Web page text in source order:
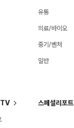
유통
의료/바이오
중기/벤처
일반
TV 스페셜리포트